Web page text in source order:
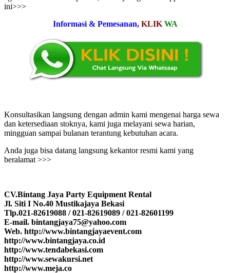
ini>>>
Informasi & Pemesanan, KLIK WA
Konsultasikan langsung dengan admin kami mengenai harga sewa
dan ketersediaan stoknya, kami juga melayani sewa harian,
mingguan sampai bulanan terantung kebutuhan acara.
Anda juga bisa datang langsung kekantor resmi kami yang
beralamat >>>
CV.Bintang Jaya Party Equipment Rental
Jl. Siti I No.40 Mustikajaya Bekasi
Tlp.021-82619088 / 021-82619089 / 021-82601199
E-mail. bintangjaya75@yahoo.com
Web. http://www.bintangjayaevent.com
http://www.bintangjaya.co.id
http://www.tendabekasi.com
http://www.sewakursi.net
http://www.meja.co